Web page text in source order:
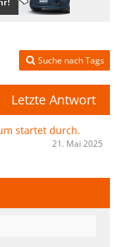
Suche nach Tags
Letzte Antwort
startet durch.
21. Mai 2025